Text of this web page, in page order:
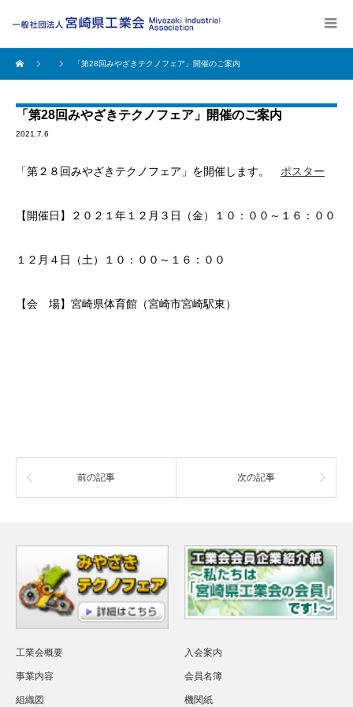
「第28回みやざきテクノフェア」開催のご案内
「第28回みやざきテクノフェア」開催のご案内
2021.7.6
「第２８回みやざきテクノフェア」を開催します。 ポスター
【開催日】２０２１年１２月３日（金）１０：００～１６：００
１２月４日（土）１０：００～１６：００
【会 場】宮崎県体育館（宮崎市宮崎駅東）
前の記事 次の記事
工業会概要
事業内容
組織図
入会案内
会員名簿
機関紙